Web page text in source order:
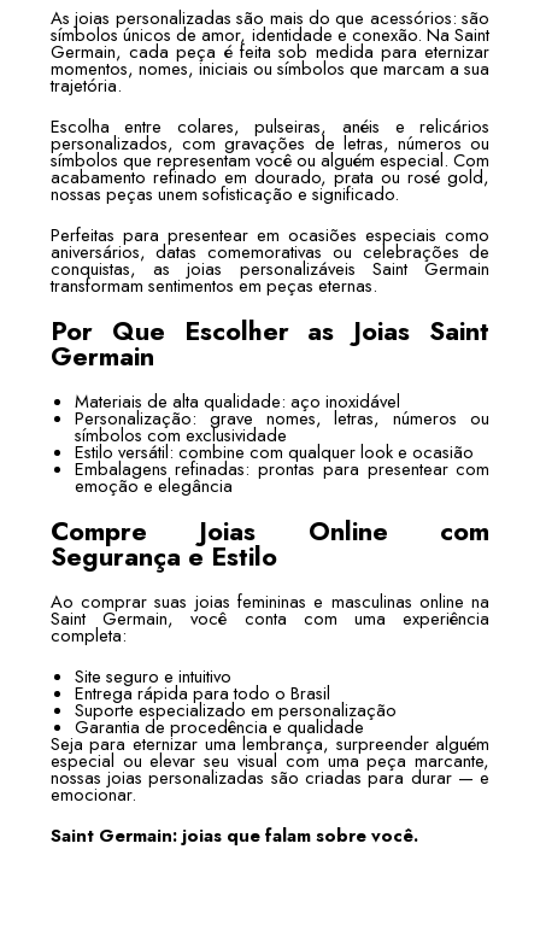
As joias personalizadas são mais do que acessórios: são
símbolos únicos de amor, identidade e conexão. Na Saint
Germain, cada peça é feita sob medida para eternizar
momentos, nomes, iniciais ou símbolos que marcam a sua
trajetória.
Escolha entre colares, pulseiras, anéis e relicários
personalizados, com gravações de letras, números ou
símbolos que representam você ou alguém especial. Com
acabamento refinado em dourado, prata ou rosé gold,
nossas peças unem sofisticação e significado.
Perfeitas para presentear em ocasiões especiais como
aniversários, datas comemorativas ou celebrações de
conquistas, as joias personalizáveis Saint Germain
transformam sentimentos em peças eternas.
Por Que Escolher as Joias Saint
Germain
Materiais de alta qualidade: aço inoxidável
Personalização: grave nomes, letras, números ou
símbolos com exclusividade
Estilo versátil: combine com qualquer look e ocasião
Embalagens refinadas: prontas para presentear com
emoção e elegância
Compre Joias Online com
Segurança e Estilo
Ao comprar suas joias femininas e masculinas online na
Saint Germain, você conta com uma experiência
completa:
Site seguro e intuitivo
Entrega rápida para todo o Brasil
Suporte especializado em personalização
Garantia de procedência e qualidade
Seja para eternizar uma lembrança, surpreender alguém
especial ou elevar seu visual com uma peça marcante,
nossas joias personalizadas são criadas para durar — e
emocionar.
Saint Germain: joias que falam sobre você.